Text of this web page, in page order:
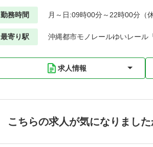
勤務時間 月～日:09時00分～22時00分（
最寄り駅 沖縄都市モノレールゆいレール
求人情報
こちらの求人が気になりました